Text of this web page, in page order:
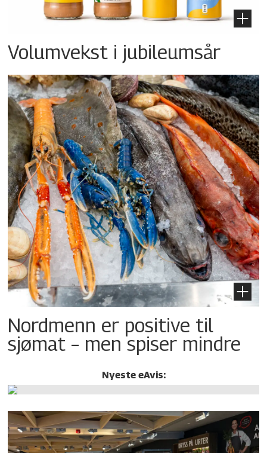
Volumvekst i jubileumsår
Nordmenn er positive til
sjømat – men spiser mindre
Nyeste eAvis: